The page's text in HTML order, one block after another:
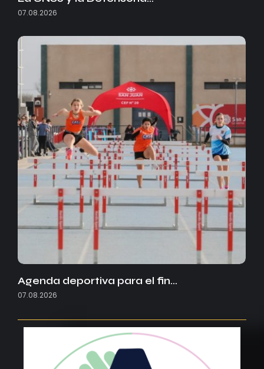
07.08.2026
Agenda deportiva para el fin…
07.08.2026